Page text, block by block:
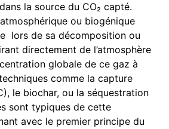
la source du CO₂ capté.
atmosphérique ou biogénique
lors de sa décomposition ou
directement de l’atmosphère
globale de ce gaz à
comme la capture
le biochar, ou la séquestration
sont typiques de cette
avec le premier principe du